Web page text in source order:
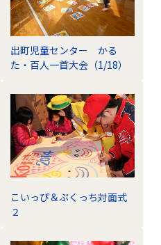
出町児童センター かる
た・百人一首大会（1/18）
こいっぴ＆ぷくっち対面式
２